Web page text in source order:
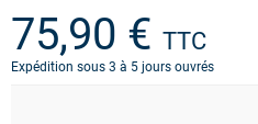
75,90 € TTC
Expédition sous 3 à 5 jours ouvrés